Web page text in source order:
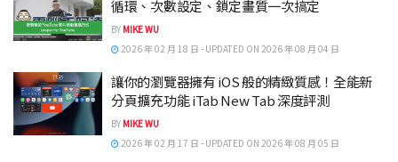
循環、次數設定、鎖定畫質一次搞定
BY MIKE WU
2026 年 02 月 18 日 - UPDATED ON 2026 年 08 月 04 日
讓你的瀏覽器擁有 iOS 般的精緻質感！全能新
分頁擴充功能 iTab New Tab 深度評測
BY MIKE WU
2026 年 02 月 17 日 - UPDATED ON 2026 年 08 月 05 日